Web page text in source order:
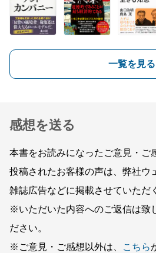
一覧を見る
感想を送る
本書をお読みになったご意見・ご
投稿されたお客様の声は、弊社ウ
雑誌広告などに掲載させていただ
※いただいた内容へのご返信は致
ださい。
※ご意見・ご感想以外は、
こちら